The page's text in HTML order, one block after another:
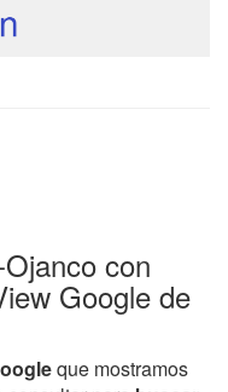
con
Google de
que mostramos